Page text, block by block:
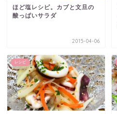
ほど塩レシピ。カブと文旦の
酸っぱいサラダ
2015-04-06
レシピ